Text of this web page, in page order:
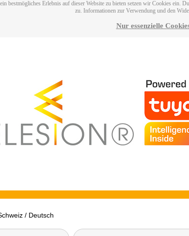
bestmögliches Erlebnis auf dieser Website zu bieten setzen wir Cookies ein.
zu. Informationen zur Verwendung und den
Nur essenzielle
/ Deutsch